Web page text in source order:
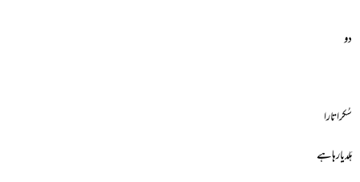
دو
سُکرا تارا
ہَلدیا رہا ہے